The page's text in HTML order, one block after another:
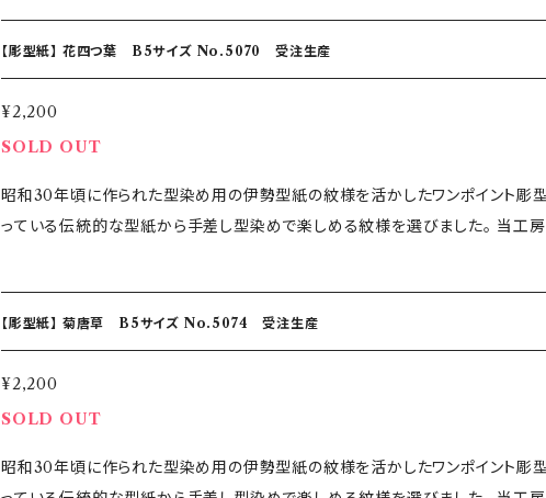
82mm 紙種：渋紙 【手差し型染めとは】 職人がかもし出す世界に一つのグラデーション 機械を一切使
わず染め上げる「手差し型染」 伝統柄を切り抜いた渋和紙の型紙に小紋糊を重
で、小さな刷毛で一色ずつ色を染め上げる技と手間の掛かる技法です。 また、
【彫型紙】 花四つ葉 B5サイズ No.5070 受注生産
¥2,200
SOLD OUT
昭和30年頃に作られた型染め用の伊勢型紙の紋様を活かしたワンポイント彫
っている伝統的な型紙から手差し型染めで楽しめる紋様を選びました。 当工
82mm 紙種：渋紙 【手差し型染めとは】 職人がかもし出す世界に一つのグラデーション 機械を一切使
わず染め上げる「手差し型染」 伝統柄を切り抜いた渋和紙の型紙に小紋糊を重
で、小さな刷毛で一色ずつ色を染め上げる技と手間の掛かる技法です。 また、
【彫型紙】 菊唐草 B5サイズ No.5074 受注生産
¥2,200
SOLD OUT
昭和30年頃に作られた型染め用の伊勢型紙の紋様を活かしたワンポイント彫